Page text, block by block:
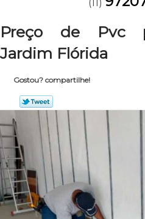
(11)
Preço de Pvc
Jardim Flórida
Gostou? compartilhe!